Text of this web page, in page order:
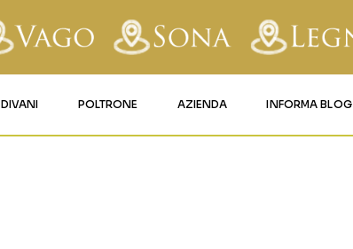
DIVANI POLTRONE AZIENDA INFORMA BLOG